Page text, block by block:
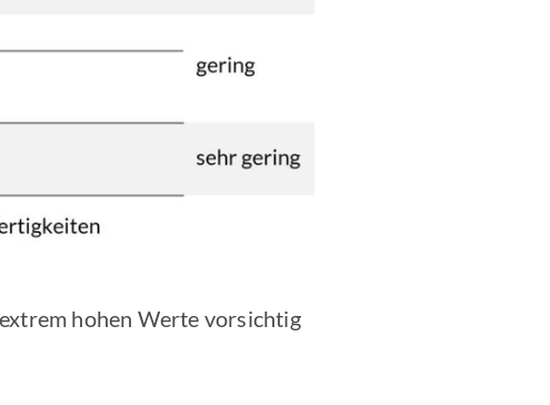
hohen Werte vorsichtig